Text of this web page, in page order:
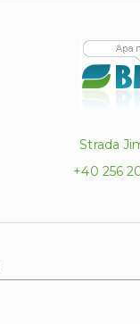
Strada
+40 256